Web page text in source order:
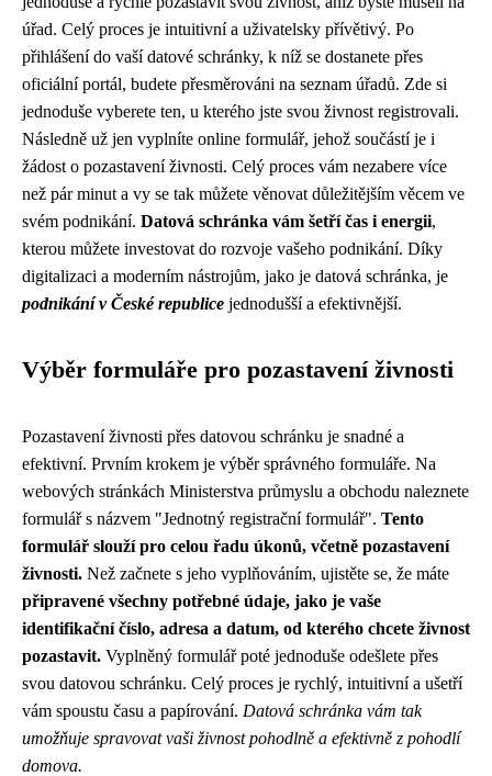
úřad. Celý proces je intuitivní a uživatelsky přívětivý. Po
přihlášení do vaší datové schránky, k níž se dostanete přes
oficiální portál, budete přesměrováni na seznam úřadů. Zde si
jednoduše vyberete ten, u kterého jste svou živnost registrovali.
Následně už jen vyplníte online formulář, jehož součástí je i
žádost o pozastavení živnosti. Celý proces vám nezabere více
než pár minut a vy se tak můžete věnovat důležitějším věcem ve
svém podnikání. Datová schránka vám šetří čas i energii,
kterou můžete investovat do rozvoje vašeho podnikání. Díky
digitalizaci a moderním nástrojům, jako je datová schránka, je
podnikání v České republice jednodušší a efektivnější.
Výběr formuláře pro pozastavení živnosti
Pozastavení živnosti přes datovou schránku je snadné a
efektivní. Prvním krokem je výběr správného formuláře. Na
webových stránkách Ministerstva průmyslu a obchodu naleznete
formulář s názvem "Jednotný registrační formulář". Tento
formulář slouží pro celou řadu úkonů, včetně pozastavení
živnosti. Než začnete s jeho vyplňováním, ujistěte se, že máte
připravené všechny potřebné údaje, jako je vaše
identifikační číslo, adresa a datum, od kterého chcete živnost
pozastavit. Vyplněný formulář poté jednoduše odešlete přes
svou datovou schránku. Celý proces je rychlý, intuitivní a ušetří
vám spoustu času a papírování. Datová schránka vám tak
umožňuje spravovat vaši živnost pohodlně a efektivně z pohodlí
domova.